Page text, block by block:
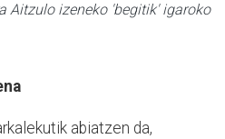
Aitzulo izeneko 'begitik' igaroko
abiatzen da,